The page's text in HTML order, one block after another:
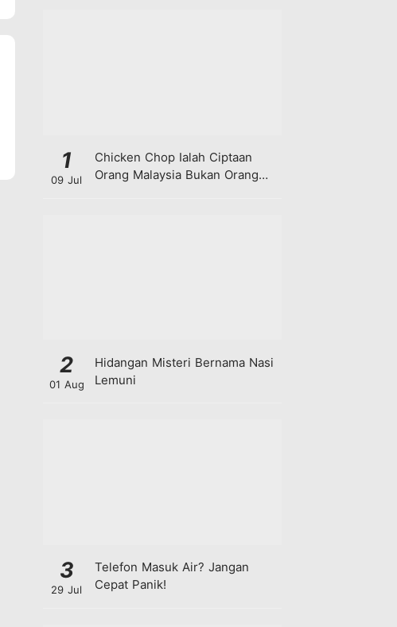
1
09 Jul
Chicken Chop Ialah Ciptaan
Orang Malaysia Bukan Orang
2
01 Aug
Hidangan Misteri Bernama Nasi
Lemuni
3
29 Jul
Telefon Masuk Air? Jangan
Cepat Panik!